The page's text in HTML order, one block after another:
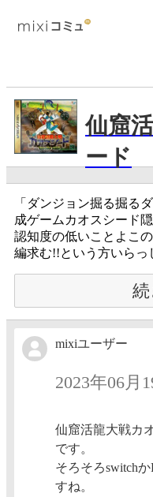
仙窟
ード
「ダンジョン掘る掘る
成ゲームカオスシード
認知度の低いことよこ
編求む!!という方いらっ
mixiユーザー
2023年06月
仙窟活龍大戦カ
です。
そろそろswitch
すね。